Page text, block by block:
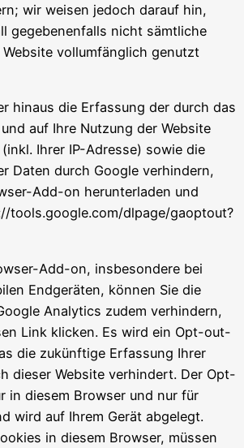
wir weisen jedoch darauf hin,
gegebenenfalls nicht sämtliche
vollumfänglich genutzt
hinaus die Erfassung der durch das
auf Ihre Nutzung der Website
Ihrer IP-Adresse) sowie die
Daten durch Google verhindern,
Add-on herunterladen und
tools.google.com/dlpage/gaoptout?
Add-on, insbesondere bei
Endgeräten, können Sie die
Analytics zudem verhindern,
Link klicken. Es wird ein Opt-out-
die zukünftige Erfassung Ihrer
dieser Website verhindert. Der Opt-
in diesem Browser und nur für
wird auf Ihrem Gerät abgelegt.
in diesem Browser, müssen